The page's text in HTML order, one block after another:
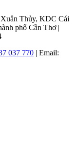
Xuân Thủy, KDC Cái
phố Cần Thơ |
037 770 | Email: